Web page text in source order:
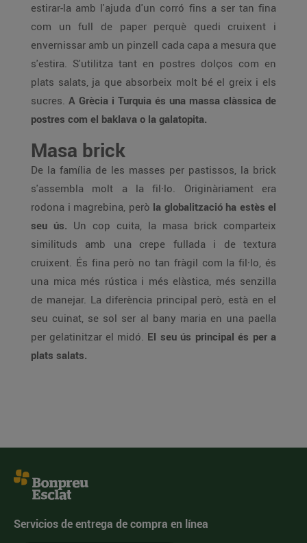
estirar-la amb l'ajuda d'un corró fins a ser tan fina
com un full de paper perquè quedi cruixent i
envernissar amb un pinzell cada capa a mesura que
s'estira. S'utilitza tant en postres dolços com en
plats salats, ja que absorbeix molt bé el greix i els
sucres. A Grècia i Turquia és una massa clàssica de
postres com el baklava o la galatopita.
Masa brick
De la família de les masses per pastissos, la brick
s'assembla molt a la fil·lo. Originàriament era
rodona i magrebina, però la globalització ha estès el
seu ús. Un cop cuita, la masa brick comparteix
similituds amb una crepe fullada i de textura
cruixent. És fina però no tan fràgil com la fil·lo, és
una mica més rústica i més elàstica, més senzilla
de manejar. La diferència principal però, està en el
seu cuinat, se sol ser al bany maria en una paella
per gelatinitzar el midó. El seu ús principal és per a
plats salats.
Servicios de entrega de compra en línea